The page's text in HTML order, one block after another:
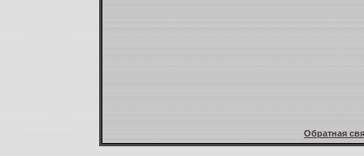
Обратная